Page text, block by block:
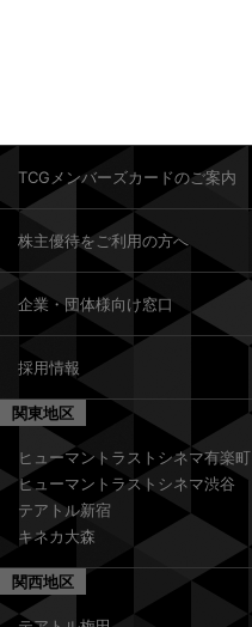
TCGメンバーズカードのご案内
株主優待をご利用の方へ
企業・団体様向け窓口
採用情報
関東地区
ヒューマントラストシネマ有楽町
ヒューマントラストシネマ渋谷
テアトル新宿
キネカ大森
関西地区